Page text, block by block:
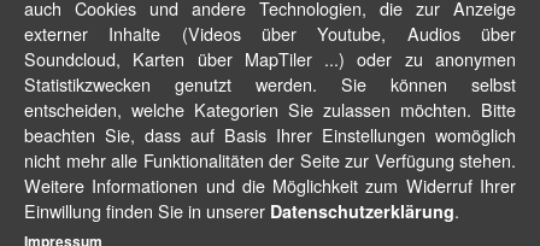
auch Cookies und andere Technologien, die zur Anzeige
externer Inhalte (Videos über Youtube, Audios über
Soundcloud, Karten über MapTiler ...) oder zu anonymen
Statistikzwecken genutzt werden. Sie können selbst
entscheiden, welche Kategorien Sie zulassen möchten. Bitte
beachten Sie, dass auf Basis Ihrer Einstellungen womöglich
nicht mehr alle Funktionalitäten der Seite zur Verfügung stehen.
Weitere Informationen und die Möglichkeit zum Widerruf Ihrer
Einwillung finden Sie in unserer Datenschutzerklärung.
Impressum